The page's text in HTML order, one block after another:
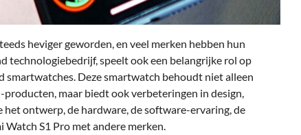
heviger geworden, en veel merken hebben hun
technologiebedrijf, speelt ook een belangrijke rol op
smartwatches. Deze smartwatch behoudt niet alleen
maar biedt ook verbeteringen in design,
ontwerp, de hardware, de software-ervaring, de
S1 Pro met andere merken.